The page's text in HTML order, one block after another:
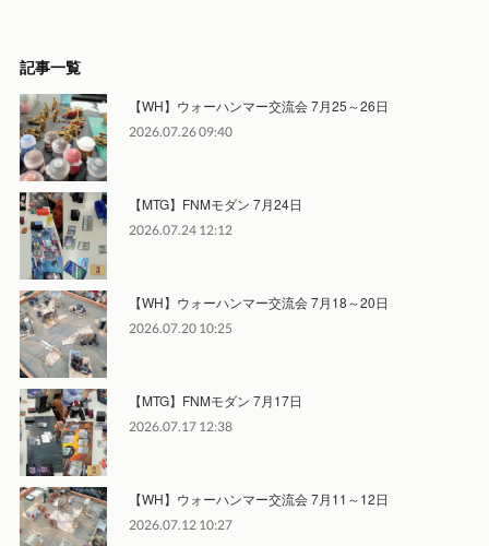
記事一覧
【WH】ウォーハンマー交流会 7月25～26日
2026.07.26 09:40
【MTG】FNMモダン 7月24日
2026.07.24 12:12
【WH】ウォーハンマー交流会 7月18～20日
2026.07.20 10:25
【MTG】FNMモダン 7月17日
2026.07.17 12:38
【WH】ウォーハンマー交流会 7月11～12日
2026.07.12 10:27